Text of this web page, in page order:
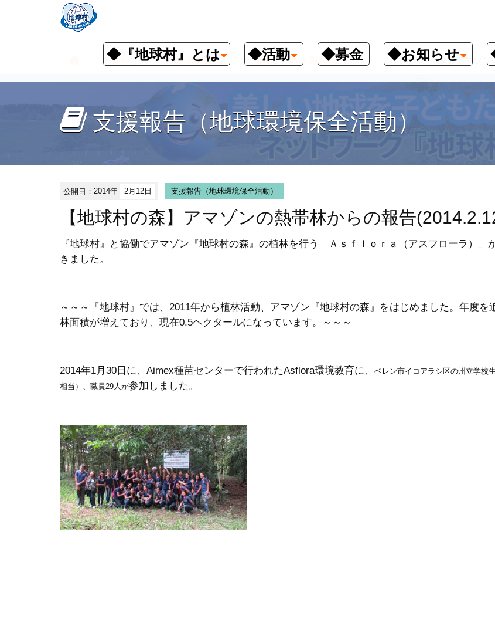
◆『地球村』とは ◆活動 ◆募金 ◆お知らせ
お知らせ 支援活動報告 支援報告（地球環境保全活動） 【地球村の森】アマゾン
支援報告（地球環境保全活動）
公開日：2014年 2月12日 支援報告（地球環境保全活動）
【地球村の森】アマゾンの熱帯林からの報告
『地球村』と協働でアマゾン『地球村の森』の植林を行う「Ａｓｆｌｏｒａ（アスフローラ）」
きました。
～～～『地球村』では、2011年から植林活動、アマゾン『地球村の森』をはじめました。年度を
林面積が増えており、現在0.5ヘクタールになっています。～～～
2014年1月30日に、Aimex種苗センターで行われたAsflora環境教育に、 ベレン市イコアラシ区の州立学校
相当）、職員29人が参加しました。